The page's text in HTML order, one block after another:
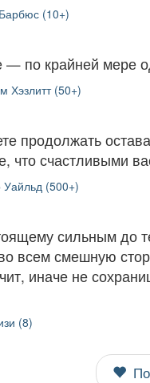
(10+)
— по крайней мере
Хэзлитт (50+)
продолжать
что счастливыми
Уайльд (500+)
сильным до
всем смешную
иначе не
(8)